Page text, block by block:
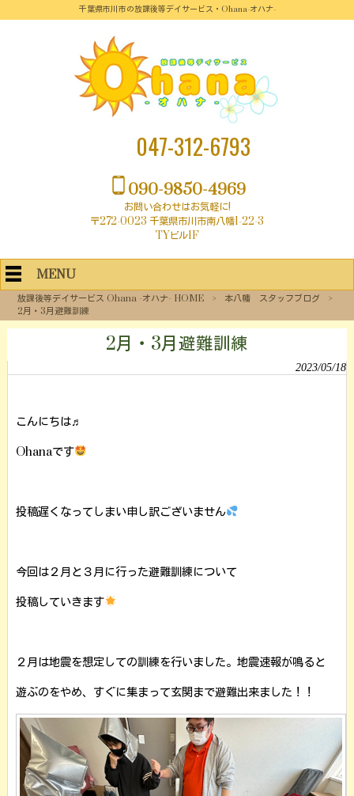
千葉県市川市の放課後等デイサービス・Ohana-オハナ-
047-312-6793
090-9850-4969
お問い合わせはお気軽に!
〒272-0023 千葉県市川市南八幡1-22-3
TYビル1F
MENU
放課後等デイサービス Ohana -オハナ- HOME > 本八幡 スタッフブログ
>
2月・3月避難訓練
2月・3月避難訓練
2023/05/18
こんにちは♬
Ohanaです
投稿遅くなってしまい申し訳ございません
今回は２月と３月に行った避難訓練について
投稿していきます
２月は地震を想定しての訓練を行いました。地震速報が鳴ると
遊ぶのをやめ、すぐに集まって玄関まで避難出来ました！！